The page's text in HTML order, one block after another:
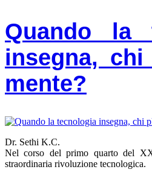
Quando la
insegna,
mente?
Dr. Sethi K.C.
Nel corso del primo quarto del
straordinaria rivoluzione tecnologica.